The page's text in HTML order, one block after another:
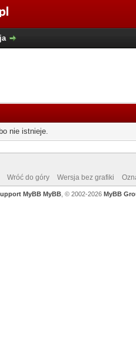
nie istnieje.
Wróć do góry Wersja bez grafiki
MyBB MyBB , © 2002-2026 MyBB